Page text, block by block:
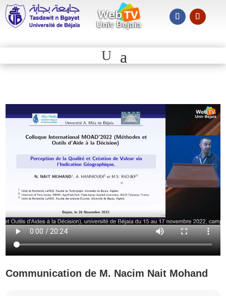
Communication de M. Nacim Nait Mohand